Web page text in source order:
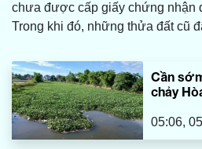
chưa được cấp giấy chứng nhận
Trong khi đó, những thửa đất cũ
Cần
chảy
05:06,